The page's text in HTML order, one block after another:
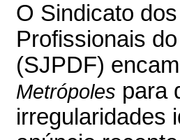
O Sindicato
Profissionais
(SJPDF)
Metrópoles para
irregularidades